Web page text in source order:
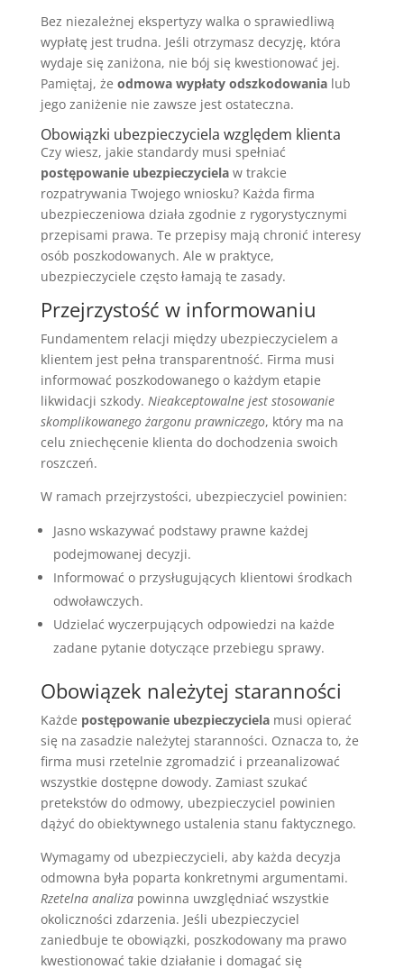
Bez niezależnej ekspertyzy walka o sprawiedliwą
wypłatę jest trudna. Jeśli otrzymasz decyzję, która
wydaje się zaniżona, nie bój się kwestionować jej.
Pamiętaj, że odmowa wypłaty odszkodowanialub
jego zaniżenie nie zawsze jest ostateczna.
Obowiązki ubezpieczyciela względem klienta
Czy wiesz, jakie standardy musi spełniać
postępowanie ubezpieczycielaw trakcie
rozpatrywania Twojego wniosku? Każda firma
ubezpieczeniowa działa zgodnie z rygorystycznymi
przepisami prawa. Te przepisy mają chronić interesy
osób poszkodowanych. Ale w praktyce,
ubezpieczyciele często łamają te zasady.
Przejrzystość w informowaniu
Fundamentem relacji między ubezpieczycielem a
klientem jest pełna transparentność. Firma musi
informować poszkodowanego o każdym etapie
likwidacji szkody. Nieakceptowalne jest stosowanie
skomplikowanego żargonu prawniczego, który ma na
celu zniechęcenie klienta do dochodzenia swoich
roszczeń.
W ramach przejrzystości, ubezpieczyciel powinien:
Jasno wskazywać podstawy prawne każdej
podejmowanej decyzji.
Informować o przysługujących klientowi środkach
odwoławczych.
Udzielać wyczerpujących odpowiedzi na każde
zadane pytanie dotyczące przebiegu sprawy.
Obowiązek należytej staranności
Każde postępowanie ubezpieczycielamusi opierać
się na zasadzie należytej staranności. Oznacza to, że
firma musi rzetelnie zgromadzić i przeanalizować
wszystkie dostępne dowody. Zamiast szukać
pretekstów do odmowy, ubezpieczyciel powinien
dążyć do obiektywnego ustalenia stanu faktycznego.
Wymagamy od ubezpieczycieli, aby każda decyzja
odmowna była poparta konkretnymi argumentami.
Rzetelna analizapowinna uwzględniać wszystkie
okoliczności zdarzenia. Jeśli ubezpieczyciel
zaniedbuje te obowiązki, poszkodowany ma prawo
kwestionować takie działanie i domagać się